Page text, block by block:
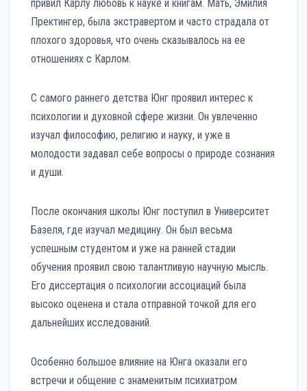
привил Карлу любовь к науке и книгам. Мать, Эмилия
Пректингер, была экстравертом и часто страдала от
плохого здоровья, что очень сказывалось на ее
отношениях с Карлом.
С самого раннего детства Юнг проявил интерес к
психологии и духовной сфере жизни. Он увлеченно
изучал философию, религию и науку, и уже в
молодости задавал себе вопросы о природе сознания
и души.
После окончания школы Юнг поступил в Университет
Базеля, где изучал медицину. Он был весьма
успешным студентом и уже на ранней стадии
обучения проявил свою талантливую научную мысль.
Его диссертация о психологии ассоциаций была
высоко оценена и стала отправной точкой для его
дальнейших исследований.
Особенно большое влияние на Юнга оказали его
встречи и общение с знаменитым психиатром